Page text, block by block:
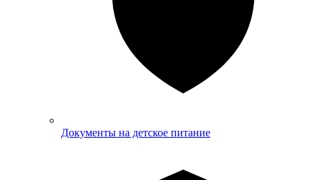
Документы на детское питание